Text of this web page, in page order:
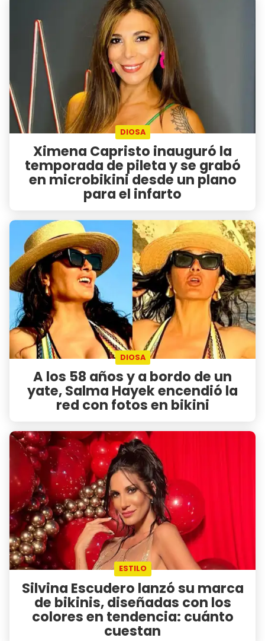
DIOSA
Ximena Capristo inauguró la
temporada de pileta y se grabó
en microbikini desde un plano
para el infarto
DIOSA
A los 58 años y a bordo de un
yate, Salma Hayek encendió la
red con fotos en bikini
ESTILO
Silvina Escudero lanzó su marca
de bikinis, diseñadas con los
colores en tendencia: cuánto
cuestan